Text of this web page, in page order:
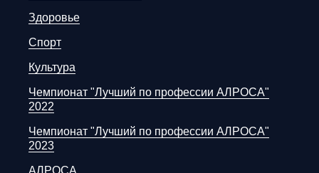
Здоровье
Спорт
Культура
Чемпионат "Лучший по профессии АЛРОСА"
2022
Чемпионат "Лучший по профессии АЛРОСА"
2023
АЛРОСА